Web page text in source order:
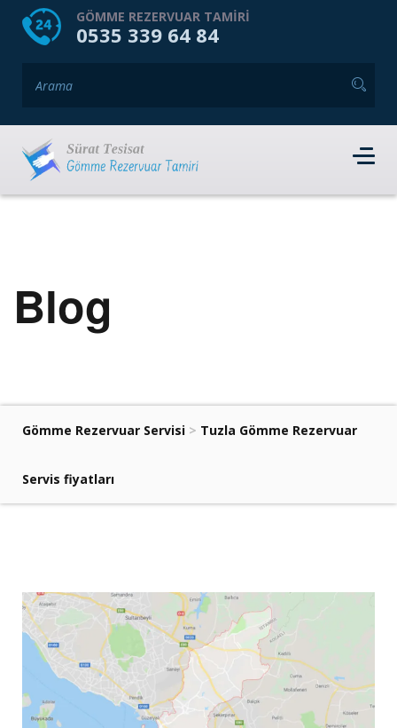
HOME HAKKIMIZDA
GÖMME REZERVUAR TAMIRI
0535 339 64 84
Blog
Gömme Rezervuar Servisi > Tuzla Gömme Rezervuar
Servis fiyatları